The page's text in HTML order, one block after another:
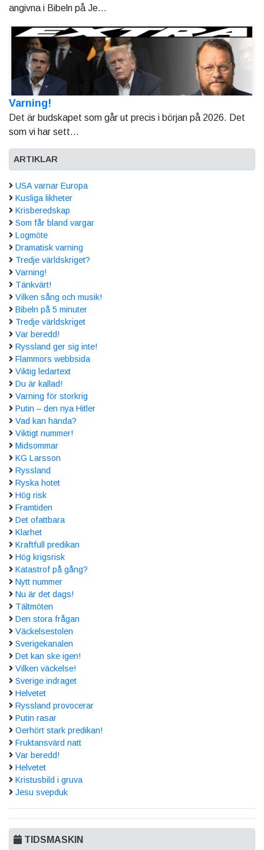
angivna i Bibeln på Je...
Varning!
Det är budskapet som går ut precis i början på 2026. Det
som vi har sett...
ARTIKLAR
USA varnar Europa
Kusliga likheter
Krisberedskap
Som får bland vargar
Logmöte
Dramatisk varning
Tredje världskriget?
Varning!
Tänkvärt!
Vilken sång och musik!
Bibeln på 5 minuter
Tredje världskriget
Var beredd!
Ryssland ger sig inte!
Flammors webbsida
Viktig ledartext
Du är kallad!
Varning för storkrig
Putin – den nya Hitler
Vad kan hända?
Viktigt nummer!
Midsommar
KG Larsson
Ryssland
Ryska hotet
Hög risk
Framtiden
Det ofattbara
Klarhet
Kraftfull predikan
Hög krigsrisk
Katastrof på gång?
Nytt nummer
Nu är det dags!
Tältmöten
Den stora frågan
Väckelsestolen
Sverigekanalen
Det kan ske igen!
Vilken väckelse!
Sverige indraget
Helvetet
Ryssland provocerar
Putin rasar
Oerhört stark predikan!
Fruktansvärd natt
Var beredd!
Helvetet
Kristusbild i gruva
Jesu svepduk
TIDSMASKIN